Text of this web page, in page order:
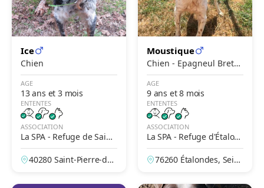
Ice
Chien
AGE
13 ans et 3 mois
ENTENTES
ASSOCIATION
La SPA - Refuge de Saint-
Pierre-du-Mont – Mont-d
e-Marsan
40280 Saint-Pierre-du-
Moustique
Chien - Epagneul Breto
n
AGE
9 ans et 8 mois
ENTENTES
ASSOCIATION
La SPA - Refuge d'Étalon
des
76260 Étalondes, Sein